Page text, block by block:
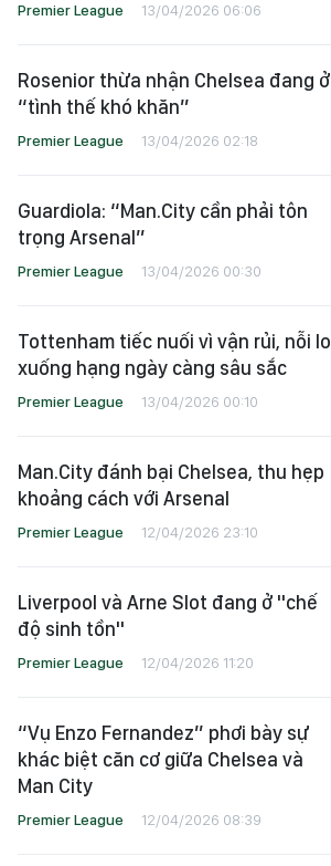
Premier League 13/04/2026 06:06
Rosenior thừa nhận Chelsea đang ở
“tình thế khó khăn”
Premier League 13/04/2026 02:18
Guardiola: “Man.City cần phải tôn
trọng Arsenal”
Premier League 13/04/2026 00:30
Tottenham tiếc nuối vì vận rủi, nỗi lo
xuống hạng ngày càng sâu sắc
Premier League 13/04/2026 00:10
Man.City đánh bại Chelsea, thu hẹp
khoảng cách với Arsenal
Premier League 12/04/2026 23:10
Liverpool và Arne Slot đang ở "chế
độ sinh tồn"
Premier League 12/04/2026 11:20
“Vụ Enzo Fernandez” phơi bày sự
khác biệt căn cơ giữa Chelsea và
Man City
Premier League 12/04/2026 08:39